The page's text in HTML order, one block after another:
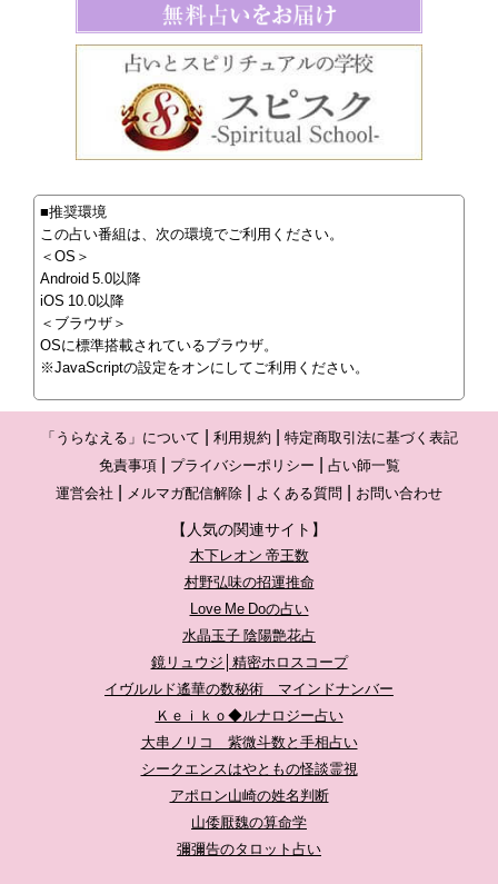
■推奨環境
この占い番組は、次の環境でご利用ください。
＜OS＞
Android 5.0以降
iOS 10.0以降
＜ブラウザ＞
OSに標準搭載されているブラウザ。
※JavaScriptの設定をオンにしてご利用ください。
「うらなえる」について 利用規約
特定商取引法に基づく表記
免責事項
プライバシーポリシー
占い師一覧
運営会社
メルマガ配信解除 よくある質問 お問い合わせ
【人気の関連サイト】
木下レオン 帝王数
村野弘味の招運推命
Love Me Doの占い
水晶玉子 陰陽艶花占
鏡リュウジ│精密ホロスコープ
イヴルルド遙華の数秘術 マインドナンバー
Ｋｅｉｋｏ◆ルナロジー占い
大串ノリコ 紫微斗数と手相占い
シークエンスはやともの怪談霊視
アポロン山崎の姓名判断
山倭厭魏の算命学
彌彌告のタロット占い